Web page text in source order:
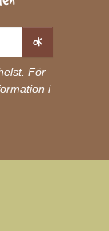
OK
För
i